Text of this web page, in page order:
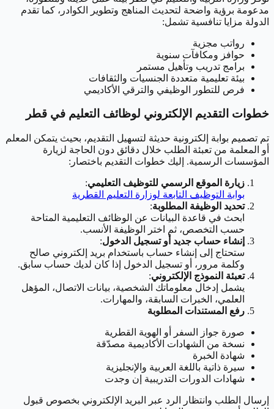
مدعومة برؤية واضحة لتحديث المناهج وتطوير الكوادر، كما تقدم
الدولة مزايا تنافسية تشمل:
رواتب مجزية
حوافز ومكافآت سنوية
برامج تدريب وتأهيل مستمر
بيئة تعليمية متعددة الجنسيات والثقافات
فرص للتطور الوظيفي والترقي الأكاديمي
خطوات التقديم الإلكتروني لوظائف التعليم في قطر
تم تصميم بوابة إلكترونية حديثة لتسهيل التقديم، بحيث يتمكن المعلم
أو المعلمة من تعبئة الطلب خلال دقائق دون الحاجة لزيارة
المؤسسات الرسمية. إليك خطوات التقديم باختصار:
زيارة الموقع الرسمي للتوظيف التعليمي:
بوابة التوظيف التابعة لوزارة التعليم القطرية
تحديد الوظيفة المطلوبة:
ابحث في قاعدة البيانات عن الوظائف التعليمية المتاحة
حسب التخصص، ثم اختر الوظيفة الأنسب.
إنشاء حساب جديد أو تسجيل الدخول:
ستحتاج إلى إنشاء حساب باستخدام بريد إلكتروني صالح
وكلمة مرور، أو تسجيل الدخول إذا كان لديك حساب سابق.
تعبئة النموذج الإلكتروني:
يشمل إدخال معلوماتك الشخصية، بيانات الاتصال، المؤهل
العلمي، الخبرات السابقة، والمهارات.
رفع المستندات المطلوبة
صورة جواز السفر أو الهوية القطرية
نسخة من الشهادات الأكاديمية مصدّقة
شهادة الخبرة
سيرة ذاتية باللغة العربية والإنجليزية
شهادات الدورات التدريبية إن وجدت
إرسال الطلب وانتظار الرد عبر البريد الإلكتروني بخصوص قبول